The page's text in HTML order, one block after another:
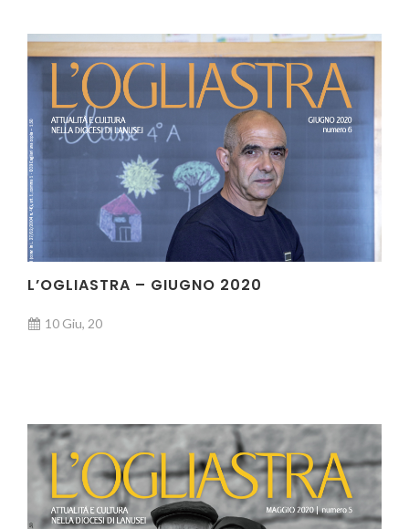
L’OGLIASTRA – GIUGNO 2020
10 Giu, 20